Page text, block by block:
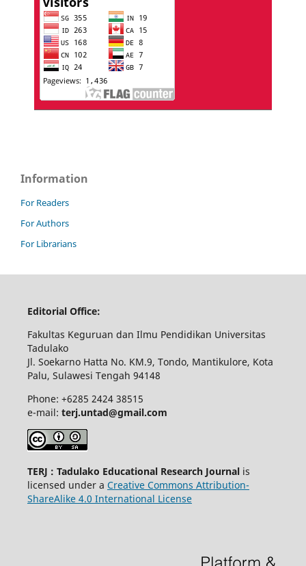
Information
For Readers
For Authors
For Librarians
Editorial Office:
Fakultas Keguruan dan Ilmu Pendidikan Universitas
Tadulako
Jl. Soekarno Hatta No. KM.9, Tondo, Mantikulore, Kota
Palu, Sulawesi Tengah 94148
Phone: +6285 2424 38515
e-mail: terj.untad@gmail.com
TERJ : Tadulako Educational Research Journalis
licensed under a Creative Commons Attribution-
ShareAlike 4.0 International License